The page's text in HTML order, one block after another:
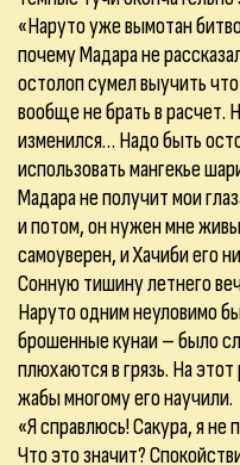
«Наруто уже вымотан
почему Мадара не
остолоп сумел выучить
вообще не брать в расчет.
изменился… Надо быть
использовать мангекье
Мадара не получит мои
и потом, он нужен мне
самоуверен, и Хачиби его
Сонную тишину летнего
Наруто одним неуловимо
брошенные кунаи – было
плюхаются в грязь. На
жабы многому его научили.
«Я справлюсь! Сакура, я не
Что это значит?